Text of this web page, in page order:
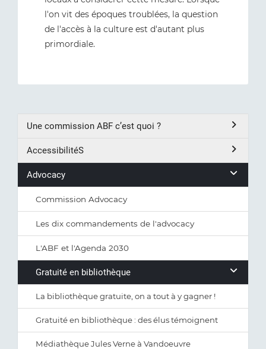
l'on vit des époques troublées, la question
de l'accès à la culture est d'autant plus
primordiale.
Une commission ABF c’est quoi ?
AccessibilitéS
Advocacy
Commission Advocacy
Les dix commandements de l'advocacy
L'ABF et l'Agenda 2030
Gratuité en bibliothèque
La bibliothèque gratuite, on a tout à y gagner !
Gratuité en bibliothèque : des élus témoignent
Médiathèque Jules Verne à Vandoeuvre